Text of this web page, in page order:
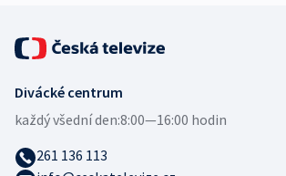
Divácké centrum
každý všední den:8:00—16:00 hodin
261 136 113